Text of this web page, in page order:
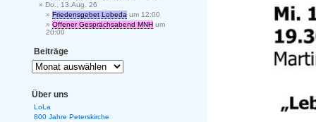
Do., 13.Aug. 26
Friedensgebet Lobeda um 12:00
Offener Gesprächsabend MNH um
20:00
Beiträge
Über uns
LoLa
800 Jahre Peterskirche